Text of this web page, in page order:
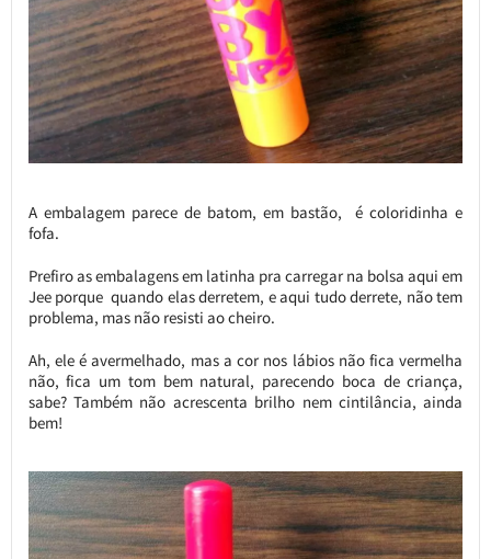
A embalagem parece de batom, em bastão, é coloridinha e
fofa.
Prefiro as embalagens em latinha pra carregar na bolsa aqui em
Jee porque quando elas derretem, e aqui tudo derrete, não tem
problema, mas não resisti ao cheiro.
Ah, ele é avermelhado, mas a cor nos lábios não fica vermelha
não, fica um tom bem natural, parecendo boca de criança,
sabe? Também não acrescenta brilho nem cintilância, ainda
bem!